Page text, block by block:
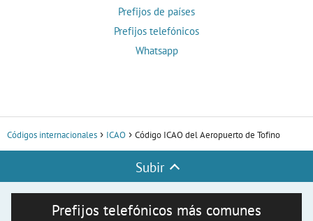
Prefijos de países
Prefijos telefónicos
Whatsapp
Códigos internacionales ICAO Código ICAO del Aeropuerto de Tofino
Subir
Prefijos telefónicos más comunes